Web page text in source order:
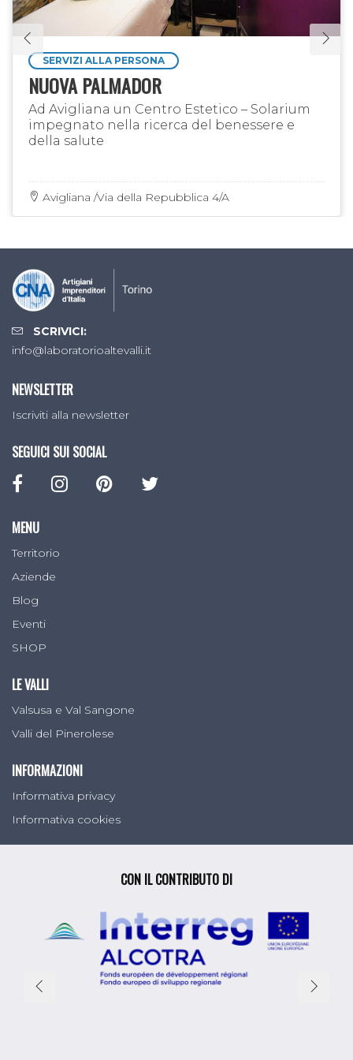
SERVIZI ALLA PERSONA
NUOVA PALMADOR
Ad Avigliana un Centro Estetico – Solarium
impegnato nella ricerca del benessere e
della salute
Avigliana /Via della Repubblica 4/A
SCRIVICI:
info@laboratorioaltevalli.it
NEWSLETTER
Iscriviti alla newsletter
SEGUICI SUI SOCIAL
MENU
Territorio
Aziende
Blog
Eventi
SHOP
LE VALLI
Valsusa e Val Sangone
Valli del Pinerolese
INFORMAZIONI
Informativa privacy
Informativa cookies
CON IL CONTRIBUTO DI